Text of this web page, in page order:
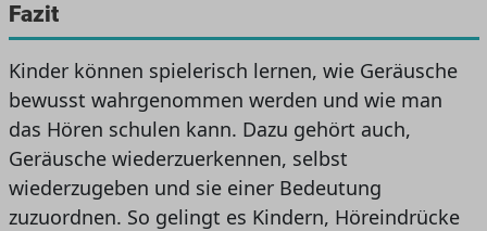
Fazit
Kinder können spielerisch lernen, wie Geräusche
bewusst wahrgenommen werden und wie man
das Hören schulen kann. Dazu gehört auch,
Geräusche wiederzuerkennen, selbst
wiederzugeben und sie einer Bedeutung
zuzuordnen. So gelingt es Kindern, Höreindrücke